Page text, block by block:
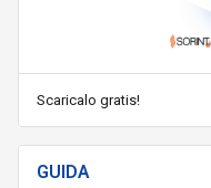
Scaricalo gratis!
GUIDA